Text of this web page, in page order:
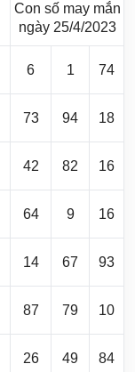
Con số may mắn
ngày 25/4/2023
6 1 74
73 94 18
42 82 16
64 9 16
14 67 93
87 79 10
26 49 84